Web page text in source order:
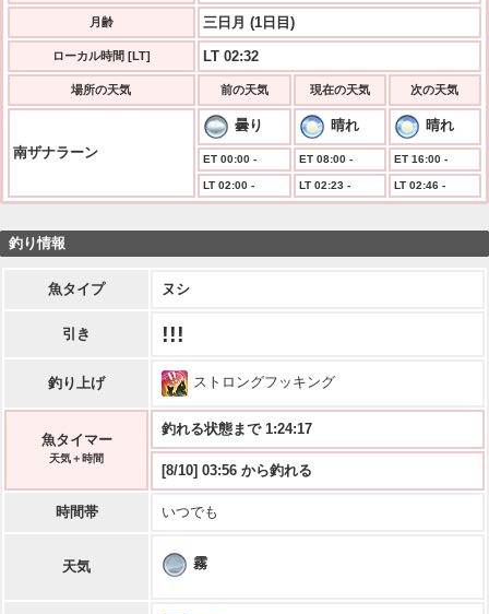
月齢 三日月 (1日目)
ローカル時間 [LT] LT 02:32
場所の天気 前の天気 現在の天気 次の天気
南ザナラーン
曇り 晴れ 晴れ
ET 00:00 - ET 08:00 - ET 16:00 -
LT 02:00 - LT 02:23 - LT 02:46 -
釣り情報
魚タイプ ヌシ
引き !!!
釣り上げ ストロングフッキング
魚タイマー
天気＋時間
釣れる状態まで 1:24:17
[8/10] 03:56 から釣れる
時間帯 いつでも
天気 霧